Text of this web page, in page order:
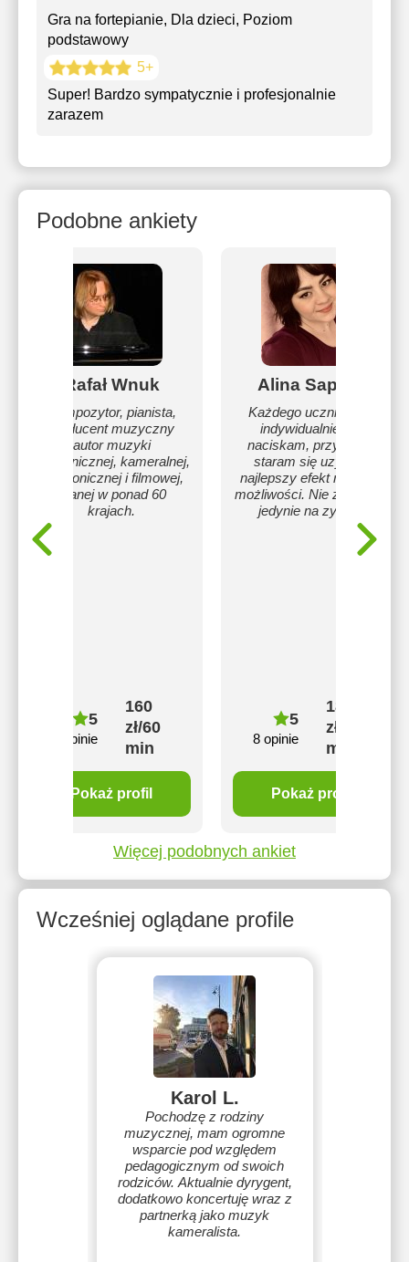
Gra na fortepianie, Dla dzieci, Poziom
podstawowy
5+
Super! Bardzo sympatycznie i profesjonalnie
zarazem
Podobne ankiety
Rafał Wnuk
Kompozytor, pianista,
producent muzyczny
autor muzyki
symfonicznej, kameralnej,
elektronicznej i filmowej,
granej w ponad 60
krajach.
5
13 opinie
160
zł/60
min
Pokaż profil
Alina Sapilko
Każdego ucznia uczę
indywidualnie, nie
naciskam, przy czym
staram się uzyskać
najlepszy efekt na miarę
możliwości. Nie zależy mi
jedynie na zysku:)
5
8 opinie
180
zł/60
min
Pokaż profil
Więcej podobnych ankiet
Wcześniej oglądane profile
Karol L.
Pochodzę z rodziny
muzycznej, mam ogromne
wsparcie pod względem
pedagogicznym od swoich
rodziców. Aktualnie dyrygent,
dodatkowo koncertuję wraz z
partnerką jako muzyk
kameralista.